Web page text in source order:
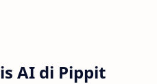
AI di Pippit